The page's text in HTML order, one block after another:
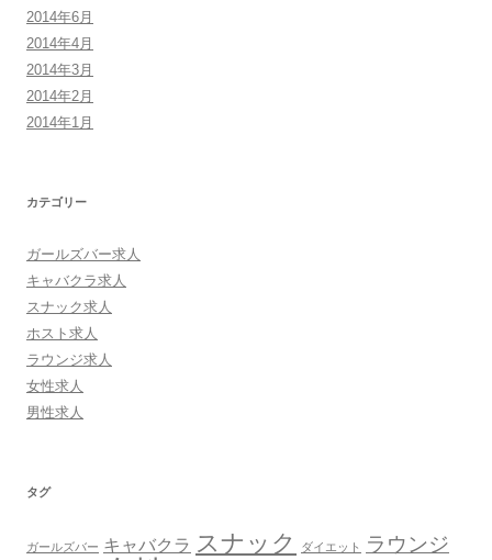
2014年6月
2014年4月
2014年3月
2014年2月
2014年1月
カテゴリー
ガールズバー求人
キャバクラ求人
スナック求人
ホスト求人
ラウンジ求人
女性求人
男性求人
タグ
ガールズバー キャバクラ スナック ダイエット ラウンジ